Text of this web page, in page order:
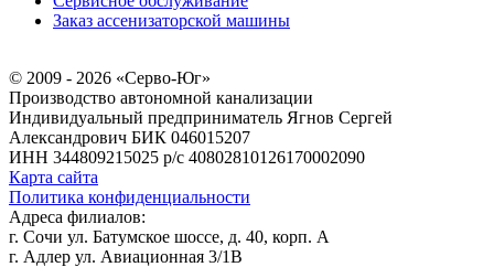
Заказ ассенизаторской машины
© 2009 - 2026 «Серво-Юг»
Производство автономной канализации
Индивидуальный предприниматель Ягнов Сергей
Александрович БИК 046015207
ИНН 344809215025 р/с 40802810126170002090
Карта сайта
Политика конфиденциальности
Адреса филиалов:
г. Сочи ул. Батумское шоссе, д. 40, корп. А
г. Адлер ул. Авиационная 3/1В